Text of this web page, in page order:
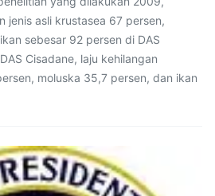
jenis asli krustasea 67 persen,
sebesar 92 persen di DAS
Cisadane, laju kehilangan
moluska 35,7 persen, dan ikan